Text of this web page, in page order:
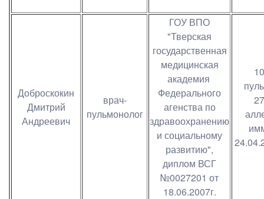
Доброскокин
Дмитрий
Андреевич
врач-
пульмонолог
ГОУ ВПО
"Тверская
государственная
медицинская
академия
Федерального
агенства по
здравоохранению
и социальному
развитию",
диплом ВСГ
№0027201 от
18.06.2007г.